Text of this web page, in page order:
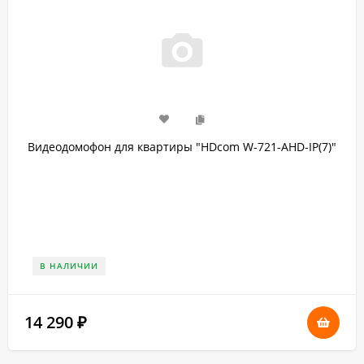
Видеодомофон для квартиры "HDcom W-721-AHD-IP(7)"
В НАЛИЧИИ
14 290 ₽